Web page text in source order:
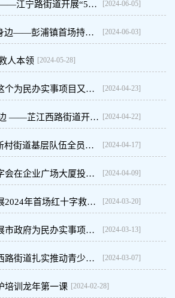
生命之光 爱在身边——江宁路街道开展“5.8”红十字博爱周系列活动 [2024-06-05]
关爱生命，“救”在身边——彭浦镇首场持证应急救护员培训，开讲！ [2024-06-03]
人本领 [2024-05-28]
聚焦非急救转运，这个为民办实事项目又有新动态 [2024-04-23]
幼有善育 “救”在身边 ——芷江西路街道开展上海市为民办实事项目 “培训8万名持证应急救护员” [2024-04-22]
练“救”本领，彭浦新村街道基层队伍全员救护培训开始啦！ [2024-04-17]
天目西路街道红十字会在企业广场大厦投放“救命神器”AED [2024-04-09]
静安区红十字会开展2024年首场红十字救护师资教研活动 [2024-03-20]
静安区红十字会开展市政府为民办实事项目“培训8万名持证应急救护员”——国际贵都大饭店专场 [2024-03-13]
小手牵大手，天目西路街道扎实推动青少年红十字知识宣传和救护普及 [2024-03-07]
培训龙年第一课 [2024-02-28]